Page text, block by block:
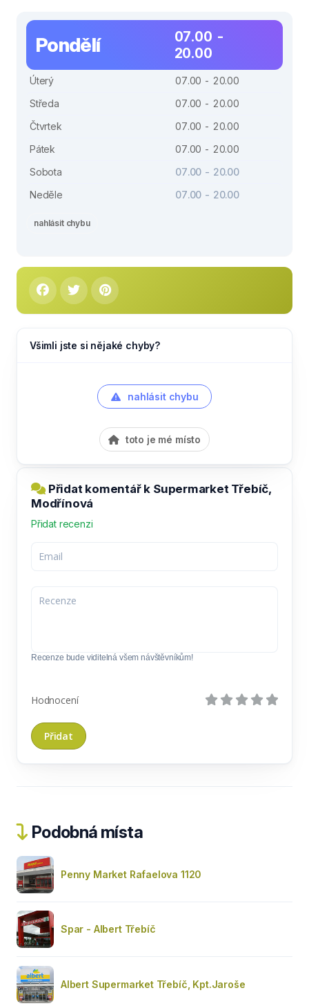
Pondělí
07.00 -
20.00
Úterý
07.00 - 20.00
Středa
07.00 - 20.00
Čtvrtek
07.00 - 20.00
Pátek
07.00 - 20.00
Sobota
07.00 - 20.00
Neděle
07.00 - 20.00
nahlásit chybu
Všimli jste si nějaké chyby?
nahlásit chybu
toto je mé místo
Přidat komentář k Supermarket Třebíč,
Modřínová
Přidat recenzi
Recenze bude viditelná všem návštěvníkům!
Hodnocení
Podobná místa
Penny Market Rafaelova 1120
Spar - Albert Třebíč
Albert Supermarket Třebíč, Kpt.Jaroše